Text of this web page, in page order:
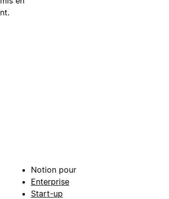
Notion pour
Enterprise
Start-up